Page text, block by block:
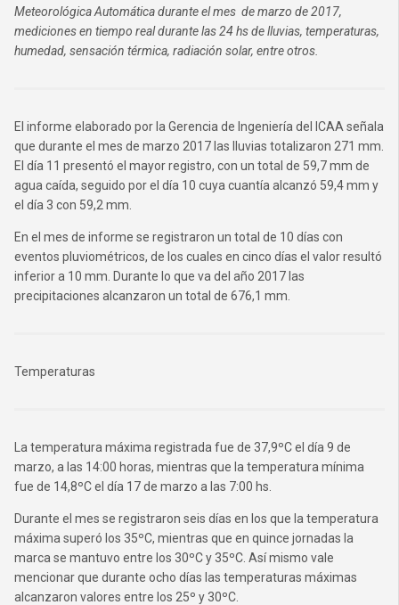
Meteorológica Automática durante el mes de marzo de 2017,
mediciones en tiempo real durante las 24 hs de lluvias, temperaturas,
humedad, sensación térmica, radiación solar, entre otros.
El informe elaborado por la Gerencia de Ingeniería del ICAA señala
que durante el mes de marzo 2017 las lluvias totalizaron 271 mm.
El día 11 presentó el mayor registro, con un total de 59,7 mm de
agua caída, seguido por el día 10 cuya cuantía alcanzó 59,4 mm y
el día 3 con 59,2 mm.
En el mes de informe se registraron un total de 10 días con
eventos pluviométricos, de los cuales en cinco días el valor resultó
inferior a 10 mm. Durante lo que va del año 2017 las
precipitaciones alcanzaron un total de 676,1 mm.
Temperaturas
La temperatura máxima registrada fue de 37,9ºC el día 9 de
marzo, a las 14:00 horas, mientras que la temperatura mínima
fue de 14,8ºC el día 17 de marzo a las 7:00 hs.
Durante el mes se registraron seis días en los que la temperatura
máxima superó los 35ºC, mientras que en quince jornadas la
marca se mantuvo entre los 30ºC y 35ºC. Así mismo vale
mencionar que durante ocho días las temperaturas máximas
alcanzaron valores entre los 25º y 30ºC.